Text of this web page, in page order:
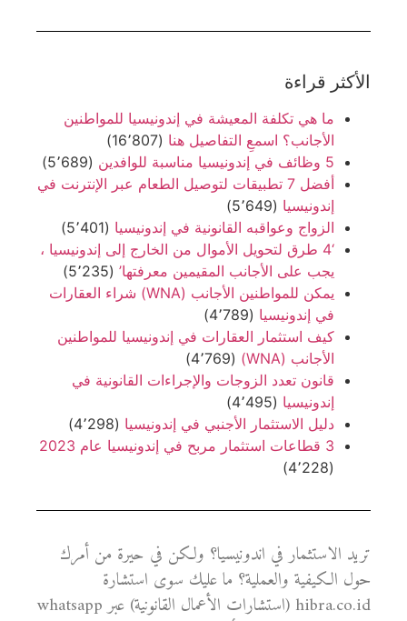
الأكثر قراءة
ما هي تكلفة المعيشة في إندونيسيا للمواطنين
الأجانب؟ اسمعِ التفاصيل هنا (16٬807)
5 وظائف في إندونيسيا مناسبة للوافدين
(5٬689)
أفضل 7 تطبيقات لتوصيل الطعام عبر الإنترنت في
إندونيسيا (5٬649)
الزواج وعواقبه القانونية في إندونيسيا (5٬401)
‘4 طرق لتحويل الأموال من الخارج إلى إندونيسيا ،
يجب على الأجانب المقيمين معرفتها’ (5٬235)
يمكن للمواطنين الأجانب (WNA) شراء العقارات
في إندونيسيا (4٬789)
كيف استثمار العقارات في إندونيسيا للمواطنين
الأجانب (WNA)
(4٬769)
قانون تعدد الزوجات والإجراءات القانونية في
إندونيسيا (4٬495)
دليل الاستثمار الأجنبي في إندونيسيا (4٬298)
3 قطاعات استثمار مربح في إندونيسيا عام 2023
(4٬228)
تريد الاستثمار في اندونيسيا؟ ولكن في حيرة من أمرك
حول الكيفية والعملية؟ ما عليك سوى استشارة
hibra.co.id (استشارات الأعمال القانونية) عبر whatsapp